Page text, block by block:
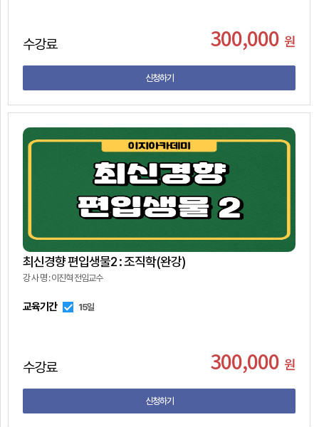
수강료 300,000 원
신청하기
최신경향 편입생물2 : 조직학(완강)
강 사 명 : 이진혁 전임교수
교육기간 15일
수강료 300,000 원
신청하기